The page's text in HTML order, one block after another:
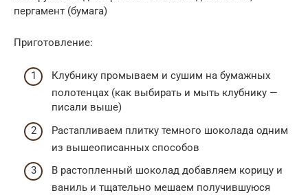
пергамент (бумага)
Приготовление:
Клубнику промываем и сушим на бумажных
полотенцах (как выбирать и мыть клубнику —
писали выше)
Растапливаем плитку темного шоколада одним
из вышеописанных способов
В растопленный шоколад добавляем корицу и
ваниль и тщательно мешаем получившуюся